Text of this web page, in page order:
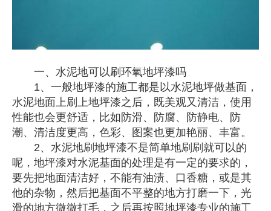
一、水泥地可以刷环氧地坪漆吗
1、一般地坪漆的施工都是以水泥地坪做基面，
水泥地面上刷上地坪漆之后，既美观又清洁，使用
性能也会更舒适，比如防滑、防腐、防静电、防
潮、清洁度更高，色彩、图案也更加艳丽、丰富。
2、水泥地刷地坪漆不是简单地刷刷就可以的
呢，地坪漆对水泥基面的处理是有一定的要求的，
要先把地面清洁好，不能有油渍、口香糖，或是其
他的杂物，然后把基面不平整的地方打磨一下，光
滑的地方微微打毛，之后再按照地坪漆专业的施工